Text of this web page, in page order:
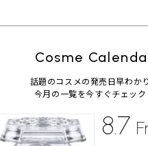
Cosme
話題のコスメの発売日早わか
今月の一覧を今すぐチェック
8.7